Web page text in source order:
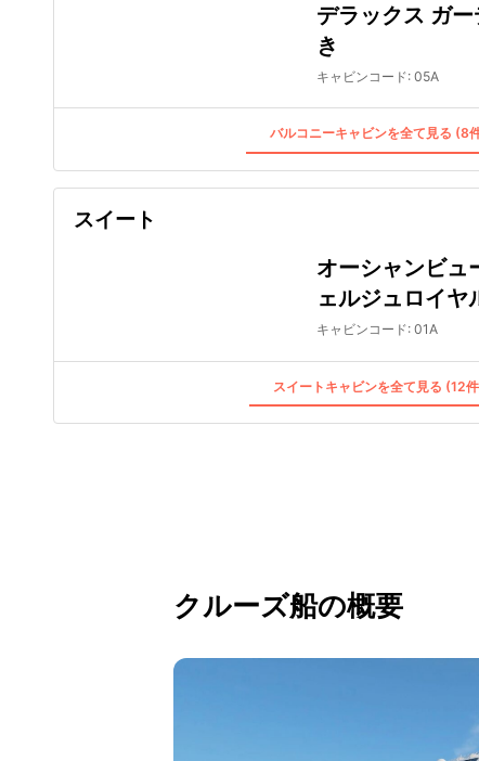
デラックス ガ
き
キャビンコード: 05A
バルコニーキャビンを全て見る (8
スイート
オーシャンビュ
ェルジュロイヤ
キャビンコード: 01A
スイートキャビンを全て見る (12
クルーズ船の概要